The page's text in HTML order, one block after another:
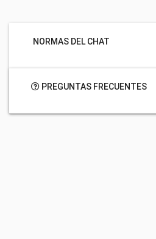
NORMAS DEL CHAT
PREGUNTAS FRECUENTES